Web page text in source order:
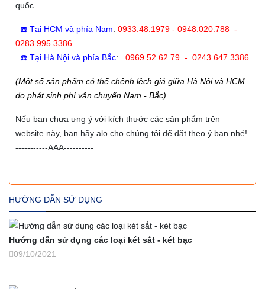
quốc.
☎️ Tại HCM và phía Nam: 0933.48.1979 - 0948.020.788 -
0283.995.3386
☎️ Tại Hà Nội và phía Bắc: 0969.52.62.79 - 0243.647.3386
(Một số sản phẩm có thể chênh lệch giá giữa Hà Nội và HCM
do phát sinh phí vận chuyển Nam - Bắc)
Nếu bạn chưa ưng ý với kích thước các sản phẩm trên
website này, bạn hãy alo cho chúng tôi để đặt theo ý bạn nhé!
-----------AAA----------
HƯỚNG DẪN SỬ DỤNG
Hướng dẫn sử dụng các loại két sắt - két bạc
09/10/2021